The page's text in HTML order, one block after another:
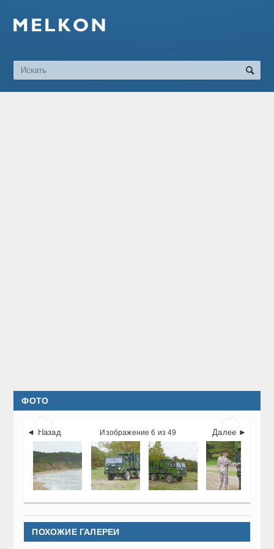
ФОТО
 
◄ Назад Далее ►
Изображение 6 из 49
ПОХОЖИЕ ГАЛЕРЕИ